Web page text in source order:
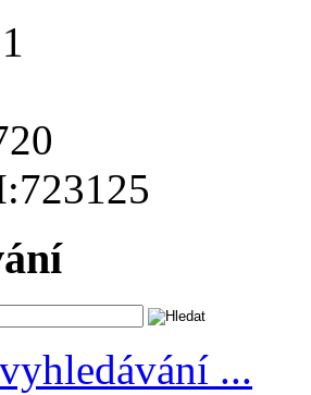
1
723125
...